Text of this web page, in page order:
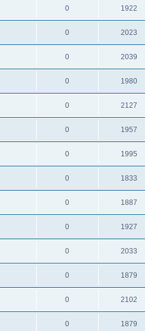
0 1922
0 2023
0 2039
0 1980
0 2127
0 1957
0 1995
0 1833
0 1887
0 1927
0 2033
0 1879
0 2102
0 1879